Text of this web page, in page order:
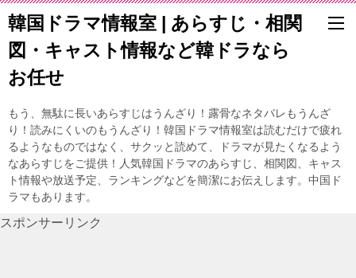
韓国ドラマ情報室 | あらすじ・相関
図・キャスト情報など韓ドラなら
お任せ
もう、無駄に長いあらすじはうんざり！露骨なネタバレもうんざ
り！読みにくいのもうんざり！韓国ドラマ情報室は読むだけで疲れ
るようなものではなく、サクッと読めて、ドラマが見たくなるよう
なあらすじをご提供！人気韓国ドラマのあらすじ、相関図、キャス
ト情報や放送予定、ランキングなどを簡潔にお伝えします。中国ド
ラマもあります。
スポンサーリンク